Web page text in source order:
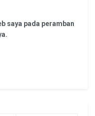
saya pada peramban